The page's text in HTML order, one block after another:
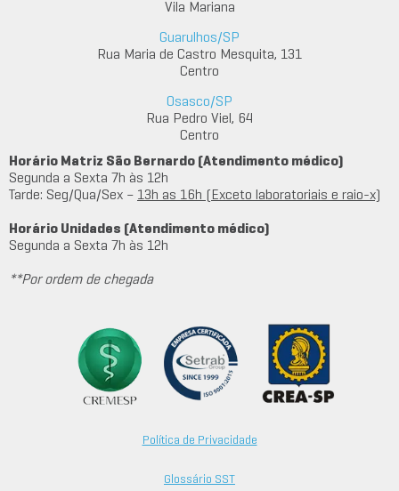
Vila Mariana
Guarulhos/SP
Rua Maria de Castro Mesquita, 131
Centro
Osasco/SP
Rua Pedro Viel, 64
Centro
Horário Matriz São Bernardo (Atendimento médico)
Segunda a Sexta 7h às 12h
Tarde: Seg/Qua/Sex – 13h as 16h (Exceto laboratoriais e raio-x)
Horário Unidades (Atendimento médico)
Segunda a Sexta 7h às 12h
**Por ordem de chegada
Política de Privacidade
Glossário SST